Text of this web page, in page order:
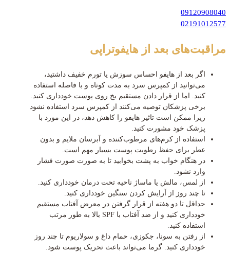
09120908040
02191012577
مراقبت‌های بعد از هایفوتراپی
اگر بعد از هایفو احساس سوزش یا تورم خفیف داشتید،
می‌توانید از کمپرس سرد به مدت کوتاه و با فاصله استفاده
کنید. اما از قرار دادن مستقیم یخ روی پوست خودداری کنید.
برخی پزشکان توصیه می‌کنند از کمپرس سرد استفاده نشود
زیرا ممکن است تاثیر هایفو را کاهش دهد، در این مورد با
پزشک خود مشورت کنید.
استفاده از کرم‌های مرطوب‌کننده و آبرسان ملایم و بدون
عطر برای حفظ رطوبت پوست بسیار مهم است.
در هنگام خواب به پشت بخوابید تا به صورت صورت فشار
وارد نشود.
از لمس، مالش یا ماساژ ناحیه تحت درمان خودداری کنید.
تا چند روز از آرایش کردن سنگین خودداری کنید.
حداقل تا دو هفته از قرار گرفتن در معرض آفتاب مستقیم
خودداری کنید و از ضد آفتاب با SPF بالا به طور مرتب
استفاده کنید.
از رفتن به سونا، جکوزی، حمام داغ و سولاریوم تا چند روز
خودداری کنید. گرما می‌تواند باعث تحریک پوست شود.